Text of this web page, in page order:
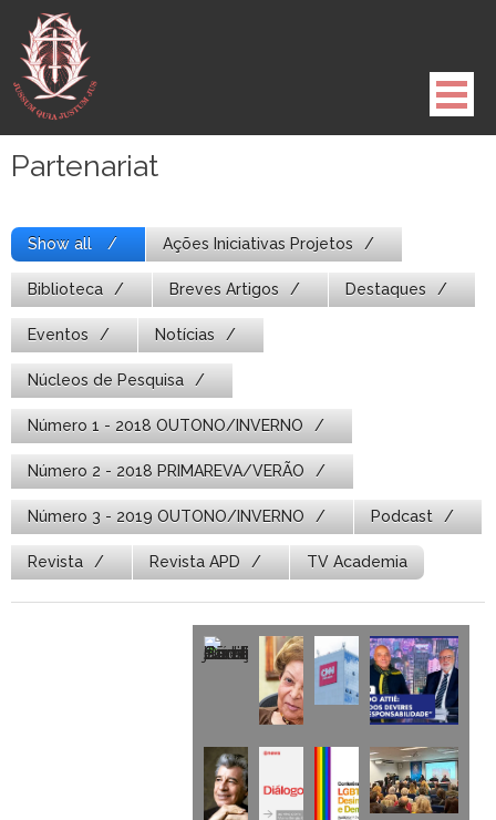
para
conteúdo
Partenariat
Show all Ações Iniciativas Projetos
Biblioteca Breves Artigos Destaques
Eventos Notícias
Núcleos de Pesquisa
Número 1 - 2018 OUTONO/INVERNO
Número 2 - 2018 PRIMAREVA/VERÃO
Número 3 - 2019 OUTONO/INVERNO Podcast
Revista Revista APD TV Academia